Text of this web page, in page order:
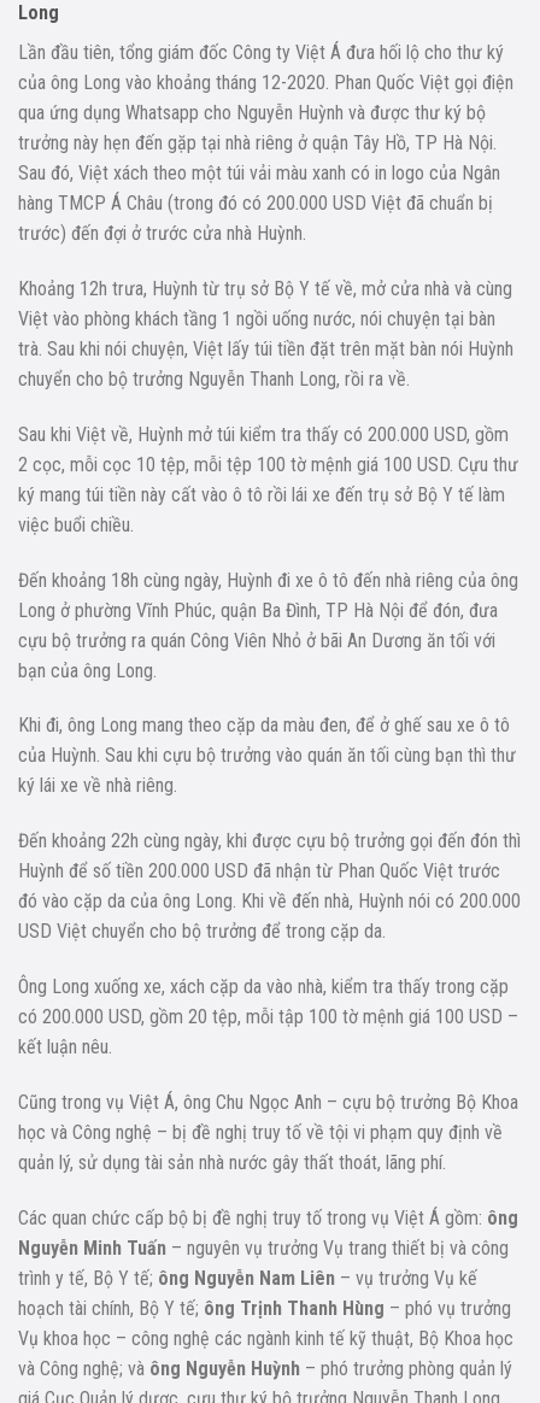
Long
Lần đầu tiên, tổng giám đốc Công ty Việt Á đưa hối lộ cho thư ký
của ông Long vào khoảng tháng 12-2020. Phan Quốc Việt gọi điện
qua ứng dụng Whatsapp cho Nguyễn Huỳnh và được thư ký bộ
trưởng này hẹn đến gặp tại nhà riêng ở quận Tây Hồ, TP Hà Nội.
Sau đó, Việt xách theo một túi vải màu xanh có in logo của Ngân
hàng TMCP Á Châu (trong đó có 200.000 USD Việt đã chuẩn bị
trước) đến đợi ở trước cửa nhà Huỳnh.
Khoảng 12h trưa, Huỳnh từ trụ sở Bộ Y tế về, mở cửa nhà và cùng
Việt vào phòng khách tầng 1 ngồi uống nước, nói chuyện tại bàn
trà. Sau khi nói chuyện, Việt lấy túi tiền đặt trên mặt bàn nói Huỳnh
chuyển cho bộ trưởng Nguyễn Thanh Long, rồi ra về.
Sau khi Việt về, Huỳnh mở túi kiểm tra thấy có 200.000 USD, gồm
2 cọc, mỗi cọc 10 tệp, mỗi tệp 100 tờ mệnh giá 100 USD. Cựu thư
ký mang túi tiền này cất vào ô tô rồi lái xe đến trụ sở Bộ Y tế làm
việc buổi chiều.
Đến khoảng 18h cùng ngày, Huỳnh đi xe ô tô đến nhà riêng của ông
Long ở phường Vĩnh Phúc, quận Ba Đình, TP Hà Nội để đón, đưa
cựu bộ trưởng ra quán Công Viên Nhỏ ở bãi An Dương ăn tối với
bạn của ông Long.
Khi đi, ông Long mang theo cặp da màu đen, để ở ghế sau xe ô tô
của Huỳnh. Sau khi cựu bộ trưởng vào quán ăn tối cùng bạn thì thư
ký lái xe về nhà riêng.
Đến khoảng 22h cùng ngày, khi được cựu bộ trưởng gọi đến đón thì
Huỳnh để số tiền 200.000 USD đã nhận từ Phan Quốc Việt trước
đó vào cặp da của ông Long. Khi về đến nhà, Huỳnh nói có 200.000
USD Việt chuyển cho bộ trưởng để trong cặp da.
Ông Long xuống xe, xách cặp da vào nhà, kiểm tra thấy trong cặp
có 200.000 USD, gồm 20 tệp, mỗi tập 100 tờ mệnh giá 100 USD –
kết luận nêu.
Cũng trong vụ Việt Á, ông Chu Ngọc Anh – cựu bộ trưởng Bộ Khoa
học và Công nghệ – bị đề nghị truy tố về tội vi phạm quy định về
quản lý, sử dụng tài sản nhà nước gây thất thoát, lãng phí.
Các quan chức cấp bộ bị đề nghị truy tố trong vụ Việt Á gồm: ông
Nguyễn Minh Tuấn – nguyên vụ trưởng Vụ trang thiết bị và công
trình y tế, Bộ Y tế; ông Nguyễn Nam Liên – vụ trưởng Vụ kế
hoạch tài chính, Bộ Y tế; ông Trịnh Thanh Hùng – phó vụ trưởng
Vụ khoa học – công nghệ các ngành kinh tế kỹ thuật, Bộ Khoa học
và Công nghệ; và ông Nguyễn Huỳnh – phó trưởng phòng quản lý
giá Cục Quản lý dược, cựu thư ký bộ trưởng Nguyễn Thanh Long…